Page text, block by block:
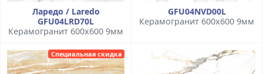
Ларедо / Laredo
GFU04LRD70L
Керамогранит 600x600 9мм
GFU04NVD00L
Керамогранит 600x600 9мм
Специальная скидка